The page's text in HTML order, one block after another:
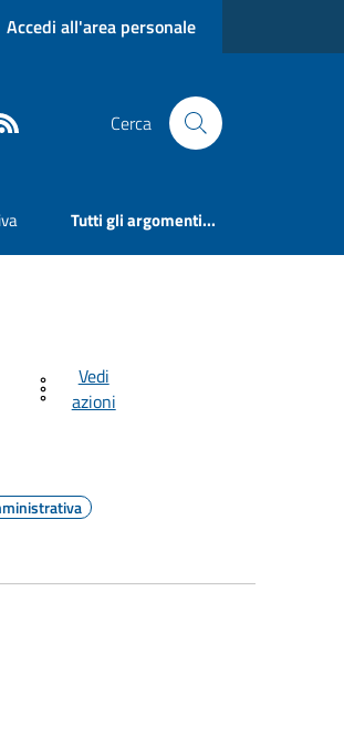
Accedi all'area personale
Cerca
Tutti gli argomenti...
Vedi
azioni